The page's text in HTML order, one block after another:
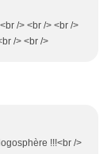
/> <br /> <br />
/> <br />
!!!<br />